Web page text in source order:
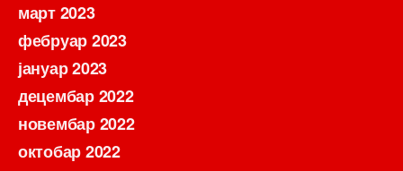
март 2023
фебруар 2023
јануар 2023
децембар 2022
новембар 2022
октобар 2022